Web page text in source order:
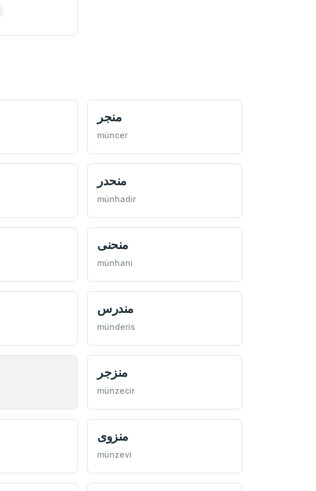
منجر
müncer
منحدر
münhadir
منحنی
münhani
مندرس
münderis
منزجر
münzecir
منزوی
münzevi